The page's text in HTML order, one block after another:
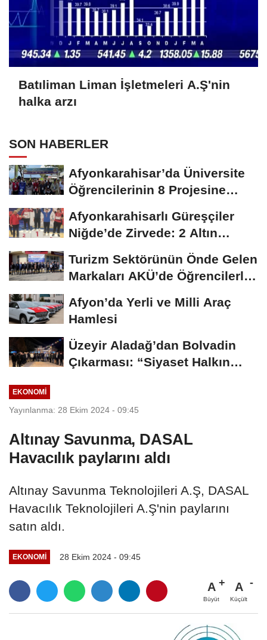
Batıliman Liman İşletmeleri A.Ş'nin
halka arzı
SON HABERLER
Afyonkarahisar’da Üniversite
Öğrencilerinin 8 Projesine
Afyonkarahisarlı Güreşçiler
Niğde’de Zirvede: 2 Altın
Turizm Sektörünün Önde Gelen
Markaları AKÜ’de Öğrencilerle
Afyon’da Yerli ve Milli Araç
Hamlesi
Üzeyir Aladağ’dan Bolvadin
Çıkarması: “Siyaset Halkın
EKONOMI
Yayınlanma: 28 Ekim 2024 - 09:45
Altınay Savunma, DASAL
Havacılık paylarını aldı
Altınay Savunma Teknolojileri A.Ş, DASAL
Havacılık Teknolojileri A.Ş'nin paylarını
satın aldı.
EKONOMI 28 Ekim 2024 - 09:45
A
Büyüt
A
Küçült